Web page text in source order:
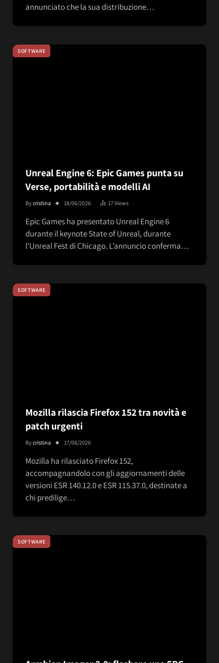
annunciato che la sua distribuzione…
SOFTWARE
Unreal Engine 6: Epic Games punta su
Verse, portabilità e modelli AI
Bycristina 18/06/2026 17Views
Epic Games ha presentato Unreal Engine 6
durante il keynote State of Unreal, durante
l’Unreal Fest di Chicago. L’annuncio conferma…
SOFTWARE
Mozilla rilascia Firefox 152 tra novità e
patch urgenti
Bycristina 17/06/2026
Mozilla ha rilasciato Firefox 152,
accompagnandolo con gli aggiornamenti delle
versioni ESR 140.12.0 e ESR 115.37.0, destinate a
chi predilige…
SOFTWARE